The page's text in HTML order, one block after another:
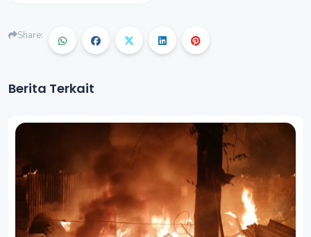
Share:
Berita Terkait